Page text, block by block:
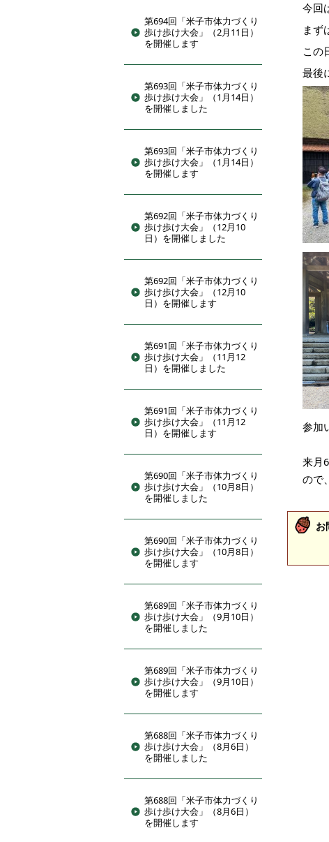
第694回「米子市体力づくり
歩け歩け大会」（2月11日）
を開催します
第693回「米子市体力づくり
歩け歩け大会」（1月14日）
を開催しました
第693回「米子市体力づくり
歩け歩け大会」（1月14日）
を開催します
第692回「米子市体力づくり
歩け歩け大会」（12月10
日）を開催しました
第692回「米子市体力づくり
歩け歩け大会」（12月10
日）を開催します
第691回「米子市体力づくり
歩け歩け大会」（11月12
日）を開催しました
第691回「米子市体力づくり
歩け歩け大会」（11月12
日）を開催します
第690回「米子市体力づくり
歩け歩け大会」（10月8日）
を開催しました
第690回「米子市体力づくり
歩け歩け大会」（10月8日）
を開催します
第689回「米子市体力づくり
歩け歩け大会」（9月10日）
を開催しました
第689回「米子市体力づくり
歩け歩け大会」（9月10日）
を開催します
第688回「米子市体力づくり
歩け歩け大会」（8月6日）
を開催しました
第688回「米子市体力づくり
歩け歩け大会」（8月6日）
を開催します
今回
まず
この
最後
参加
来月
ので
お